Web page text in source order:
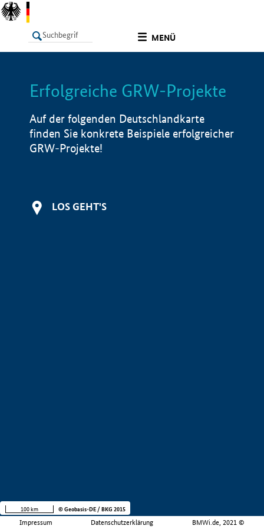
MENÜ
LISTE Info
Erfolgreiche GRW-Projekte
Auf der folgenden Deutschlandkarte
finden Sie konkrete Beispiele erfolgreicher
GRW-Projekte!
LOS GEHT'S
Impressum Datenschutzerklärung BMWi.de, 2021 ©
100 km © Geobasis-DE / BKG 2015